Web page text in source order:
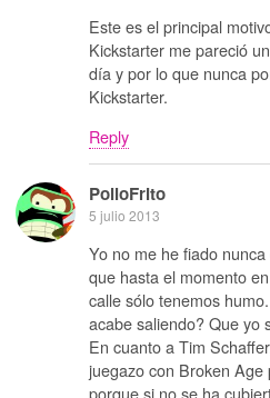
Este es el principal
Kickstarter me pareció
día y por lo que nunca
Kickstarter.
Reply
PolloFrito
5 julio 2013
Yo no me he fiado
que hasta el momento
calle sólo tenemos
acabe saliendo? Que yo
En cuanto a Tim
juegazo con Broken
porque si no se ha